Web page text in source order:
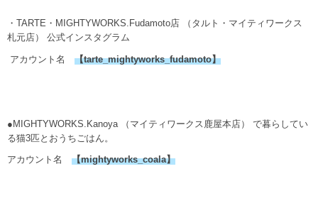
・TARTE・MIGHTYWORKS.Fudamoto店 （タルト・マイティワークス
札元店） 公式インスタグラム
アカウント名 【tarte_mightyworks_fudamoto】
●MIGHTYWORKS.Kanoya （マイティワークス鹿屋本店） で暮らしてい
る猫3匹とおうちごはん。
アカウント名 【mightyworks_coala】